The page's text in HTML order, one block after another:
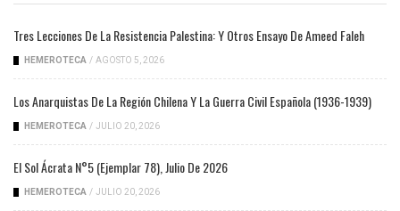
Tres Lecciones De La Resistencia Palestina: Y Otros Ensayo De Ameed Faleh
HEMEROTECA / AGOSTO 5, 2026
Los Anarquistas De La Región Chilena Y La Guerra Civil Española (1936-1939)
HEMEROTECA / JULIO 20, 2026
El Sol Ácrata N°5 (ejemplar 78), Julio De 2026
HEMEROTECA / JULIO 20, 2026